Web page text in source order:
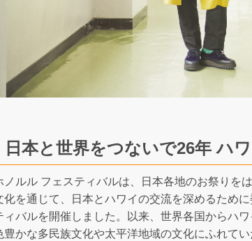
日本と世界をつないで26年 ハ
ノルル フェスティバルは、日本各地のお祭りを
化を通じて、日本とハワイの交流を深めるため
ィバルを開催しました。以来、世界各国からハ
豊かな多民族文化や太平洋地域の文化にふれて